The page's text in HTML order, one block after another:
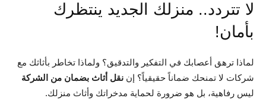
لا تتردد.. منزلك الجديد ينتظرك
بأمان!
لماذا ترهق أعصابك في التفكير والتدقيق؟ ولماذا تخاطر بأثاثك مع
شركات لا تمنحك ضماناً حقيقياً؟ إن نقل أثاث بضمان من الشركة
ليس رفاهية، بل هو ضرورة لحماية مدخراتك وأثاث منزلك.